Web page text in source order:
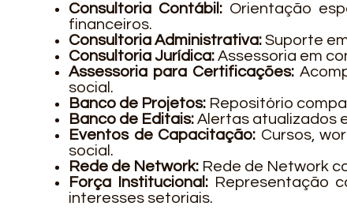
Consultoria Contábil: Orientação
financeiros.
Consultoria Administrativa: Suporte
Consultoria Jurídica: Assessoria em
Assessoria para Certificações:
social.
Banco de Projetos: Repositório
Banco de Editais: Alertas atualizados
Eventos de Capacitação: Cursos,
social.
Rede de Network: Rede de Network
Força Institucional: Representação
interesses setoriais.